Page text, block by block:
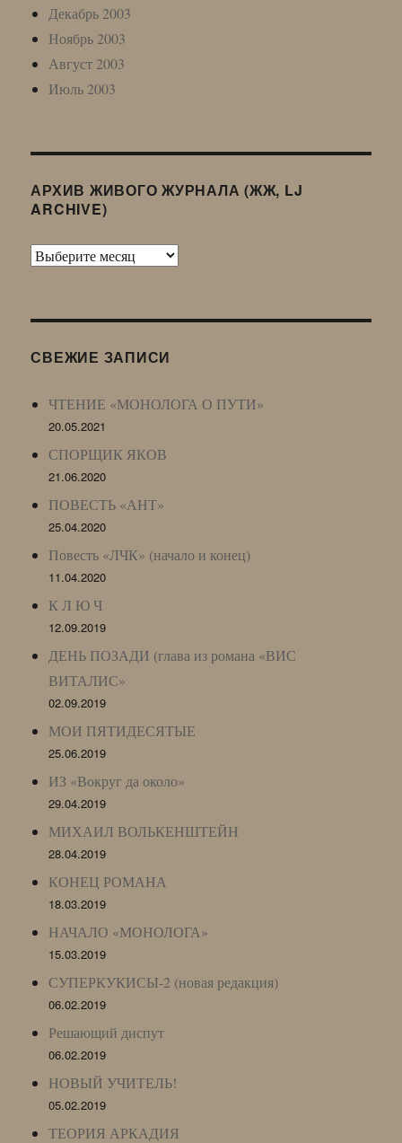
Декабрь 2003
Ноябрь 2003
Август 2003
Июль 2003
АРХИВ ЖИВОГО ЖУРНАЛА (ЖЖ, LJ
ARCHIVE)
Архив
LJ
СВЕЖИЕ ЗАПИСИ
ЧТЕНИЕ «МОНОЛОГА О ПУТИ»
20.05.2021
СПОРЩИК ЯКОВ
21.06.2020
ПОВЕСТЬ «АНТ»
25.04.2020
Повесть «ЛЧК» (начало и конец)
11.04.2020
К Л Ю Ч
12.09.2019
ДЕНЬ ПОЗАДИ (глава из романа «ВИС
ВИТАЛИС»
02.09.2019
МОИ ПЯТИДЕСЯТЫЕ
25.06.2019
ИЗ «Вокруг да около»
29.04.2019
МИХАИЛ ВОЛЬКЕНШТЕЙН
28.04.2019
КОНЕЦ РОМАНА
18.03.2019
НАЧАЛО «МОНОЛОГА»
15.03.2019
СУПЕРКУКИСЫ-2 (новая редакция)
06.02.2019
Решающий диспут
06.02.2019
НОВЫЙ УЧИТЕЛЬ!
05.02.2019
ТЕОРИЯ АРКАДИЯ